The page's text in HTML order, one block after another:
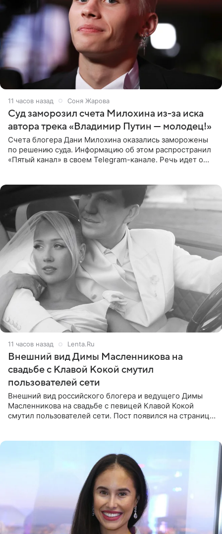
11 часов назад Соня Жарова
Суд заморозил счета Милохина из-за иска
автора трека «Владимир Путин — молодец!»
Счета блогера Дани Милохина оказались заморожены
по решению суда. Информацию об этом распространил
«Пятый канал» в своем Telegram-канале. Речь идет о
11 часов назад Lenta.Ru
Внешний вид Димы Масленникова на
свадьбе с Клавой Кокой смутил
пользователей сети
Внешний вид российского блогера и ведущего Димы
Масленникова на свадьбе с певицей Клавой Кокой
смутил пользователей сети. Пост появился на странице